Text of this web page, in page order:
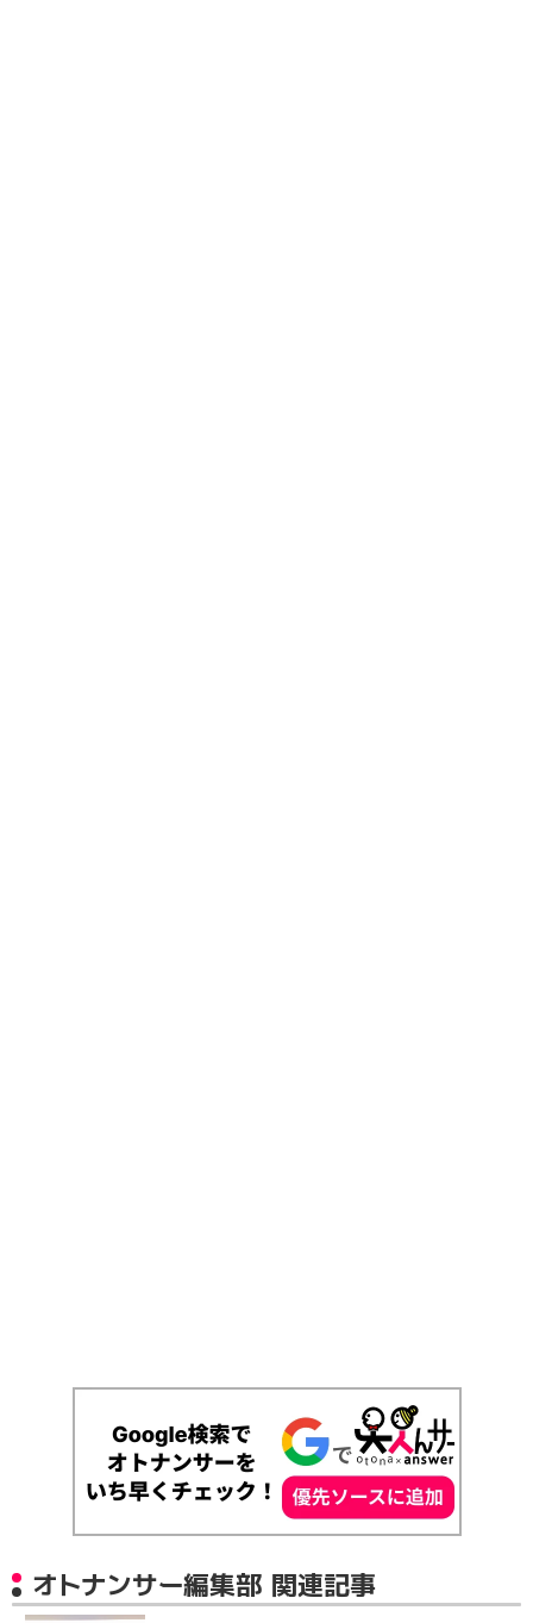
オトナンサー編集部 関連記事